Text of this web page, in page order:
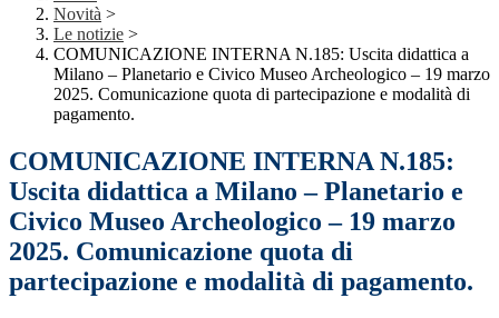
Novità >
Le notizie >
COMUNICAZIONE INTERNA N.185: Uscita didattica a
Milano – Planetario e Civico Museo Archeologico – 19 marzo
2025. Comunicazione quota di partecipazione e modalità di
pagamento.
COMUNICAZIONE INTERNA N.185:
Uscita didattica a Milano – Planetario e
Civico Museo Archeologico – 19 marzo
2025. Comunicazione quota di
partecipazione e modalità di pagamento.